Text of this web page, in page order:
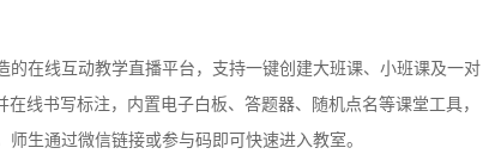
在线互动教学直播平台，支持一键创建大班课、小班课及一对
线书写标注，内置电子白板、答题器、随机点名等课堂工具，
生通过微信链接或参与码即可快速进入教室。